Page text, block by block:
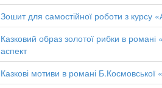
Зошит для самостійної роботи з курсу
Казковий образ золотої рибки в романі
аспект
Казкові мотиви в романі